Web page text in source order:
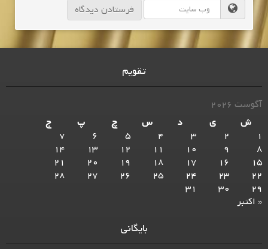
تقویم
آگوست 2026
ش
ی د س چ پ
ج
1
2
3
4
5
6
7
8
9
10
11
12
13
14
15
16
17
18
19
20
21
22
23
24
25
26
27
28
29
30
31
« اکتبر
بایگانی